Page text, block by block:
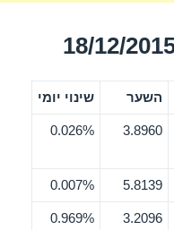
השער שינוי יומי
3.8960
0.026%
5.8139
0.007%
3.2096
0.969%